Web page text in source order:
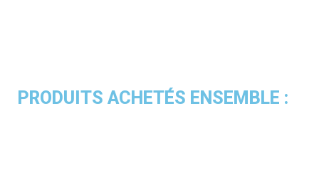
PRODUITS ACHETÉS ENSEMBLE :